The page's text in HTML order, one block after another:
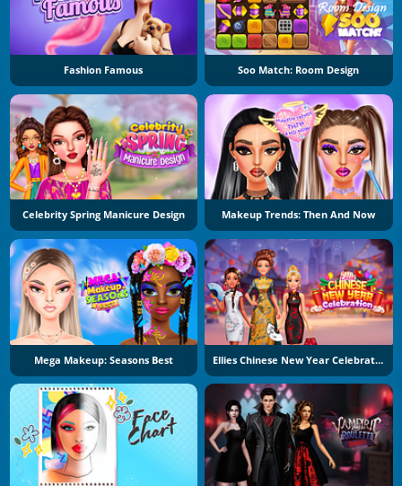
Fashion Famous Soo Match: Room Design
Celebrity Spring Manicure Design Makeup Trends: Then And Now
Mega Makeup: Seasons Best Ellies Chinese New Year Celebration